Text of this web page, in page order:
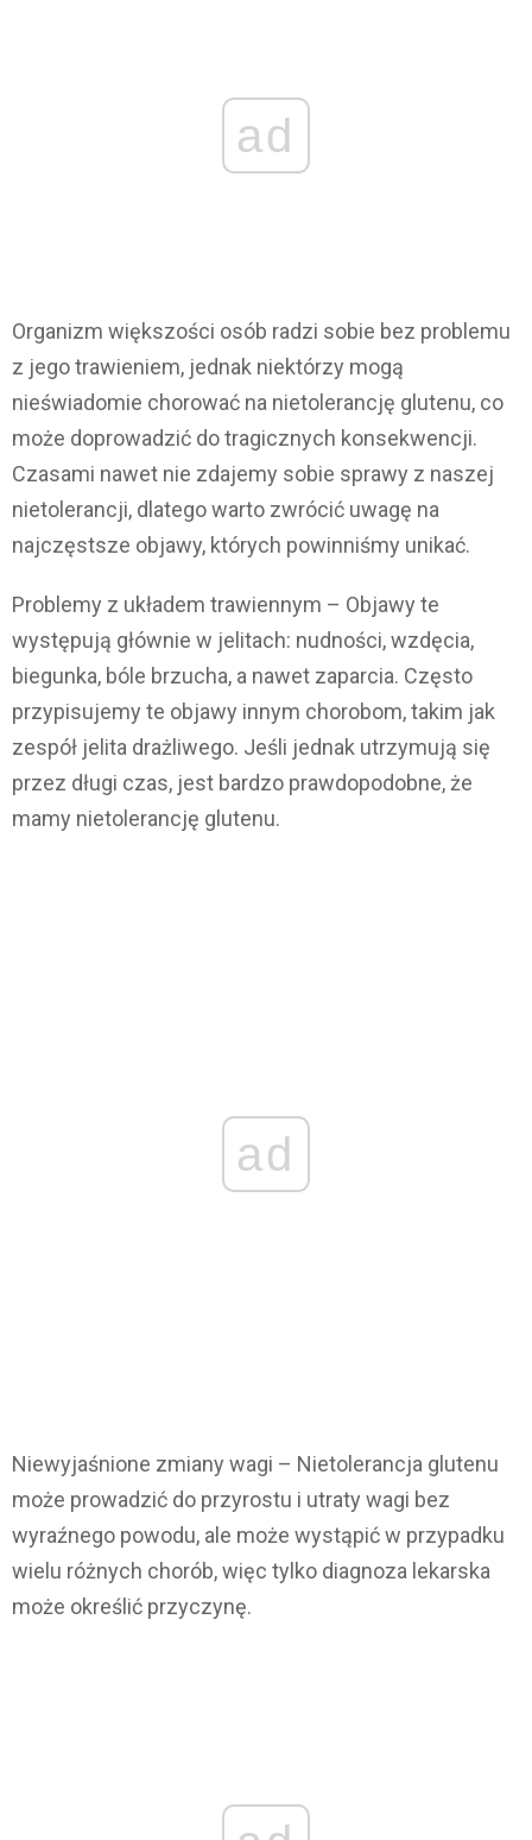
ad
Organizm większości osób radzi sobie bez problemu
z jego trawieniem, jednak niektórzy mogą
nieświadomie chorować na nietolerancję glutenu, co
może doprowadzić do tragicznych konsekwencji.
Czasami nawet nie zdajemy sobie sprawy z naszej
nietolerancji, dlatego warto zwrócić uwagę na
najczęstsze objawy, których powinniśmy unikać.
Problemy z układem trawiennym – Objawy te
występują głównie w jelitach: nudności, wzdęcia,
biegunka, bóle brzucha, a nawet zaparcia. Często
przypisujemy te objawy innym chorobom, takim jak
zespół jelita drażliwego. Jeśli jednak utrzymują się
przez długi czas, jest bardzo prawdopodobne, że
mamy nietolerancję glutenu.
ad
Niewyjaśnione zmiany wagi – Nietolerancja glutenu
może prowadzić do przyrostu i utraty wagi bez
wyraźnego powodu, ale może wystąpić w przypadku
wielu różnych chorób, więc tylko diagnoza lekarska
może określić przyczynę.